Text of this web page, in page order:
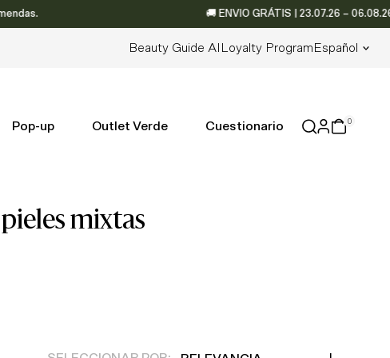
🚚 ENVIO GRÁTIS | 23.07.26 – 06.08.26
Beauty Guide AI Loyalty ProgramEspañol
Pop-up Outlet Verde Cuestionario 0
mixtas